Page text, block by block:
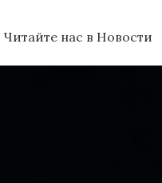
Читайте нас в Новости